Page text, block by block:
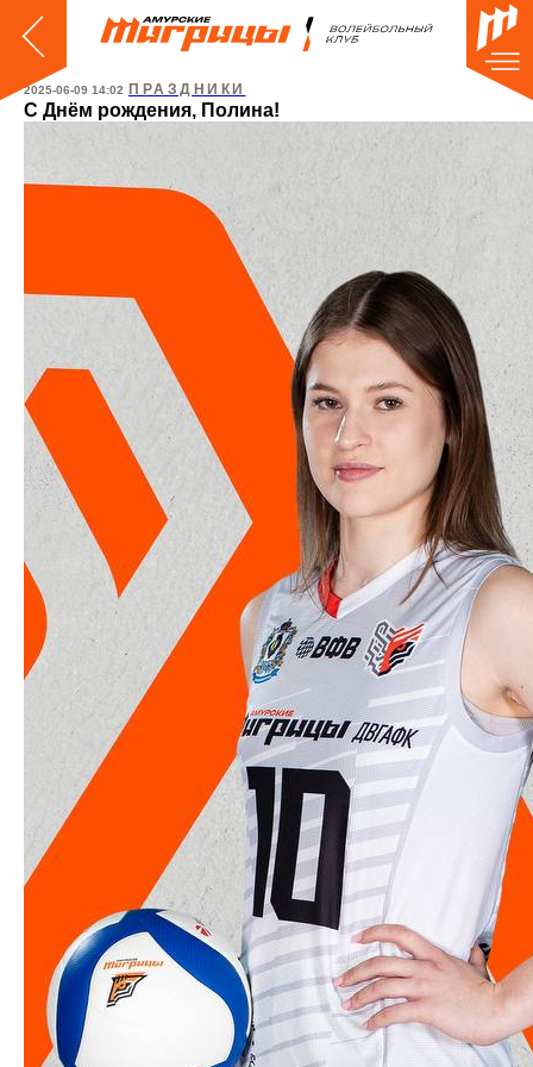
2025-06-09 14:02 ПРАЗДНИКИ
С Днём рождения, Полина!